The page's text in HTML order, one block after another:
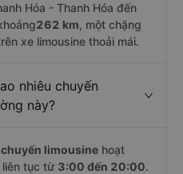
Hóa - Thanh Hóa đến
262 km, một chặng
xe limousine thoải mái.
nhiêu chuyến
này?
limousine hoạt
liên tục từ 3:00 đến 20:00.